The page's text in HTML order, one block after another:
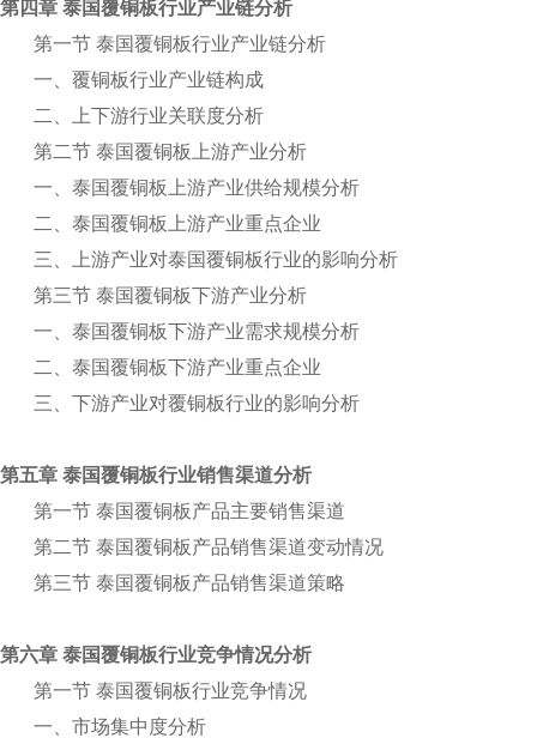
第四章 泰国覆铜板行业产业链分析
第一节 泰国覆铜板行业产业链分析
一、覆铜板行业产业链构成
二、上下游行业关联度分析
第二节 泰国覆铜板上游产业分析
一、泰国覆铜板上游产业供给规模分析
二、泰国覆铜板上游产业重点企业
三、上游产业对泰国覆铜板行业的影响分析
第三节 泰国覆铜板下游产业分析
一、泰国覆铜板下游产业需求规模分析
二、泰国覆铜板下游产业重点企业
三、下游产业对覆铜板行业的影响分析
第五章 泰国覆铜板行业销售渠道分析
第一节 泰国覆铜板产品主要销售渠道
第二节 泰国覆铜板产品销售渠道变动情况
第三节 泰国覆铜板产品销售渠道策略
第六章 泰国覆铜板行业竞争情况分析
第一节 泰国覆铜板行业竞争情况
一、市场集中度分析